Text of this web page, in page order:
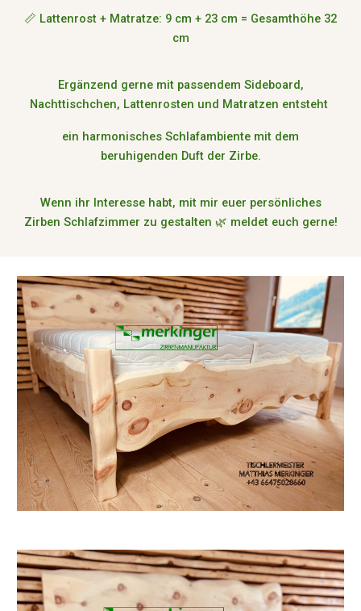
📏 Lattenrost + Matratze: 9 cm + 23 cm = Gesamthöhe 32
cm
Ergänzend gerne mit passendem Sideboard,
Nachttischchen, Lattenrosten und Matratzen entsteht
ein harmonisches Schlafambiente mit dem
beruhigenden Duft der Zirbe.
Wenn ihr Interesse habt, mit mir euer persönliches
Zirben Schlafzimmer zu gestalten 🌿 meldet euch gerne!